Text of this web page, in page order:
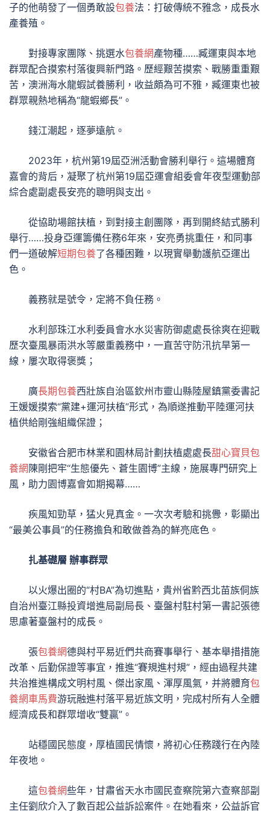
子的他萌發了一個勇敢設包養法：打破傳統不雅念，成長水
產養殖。
對接專家團隊、挑選水包養網產物種……臧運東與本地
群眾配合摸索村落復興新門路。歷經艱苦摸索、戰勝重重艱
苦，澳洲海水龍蝦試養勝利，收益頗為可不雅，臧運東也被
群眾親熱地稱為“龍蝦鄉長”。
錢江潮起，逐夢遠航。
2023年，杭州第19屆亞洲活動會勝利舉行。這場體育
嘉會的背后，凝聚了杭州第19屆亞運會組委會年夜型運動部
綜合處副處長安亮的聰明與支出。
從協助場館扶植，到對接主創團隊，再到開終結式勝利
舉行……投身亞運籌備任務6年來，安亮勇挑重任，和同事
們一道破解短期包養了各種困難，以現實舉動護航亞運出
色。
義務就是號令，定將不負任務。
水利部珠江水利委員會水水災害防御處處長徐爽在迎戰
歷次臺風暴雨洪水等嚴重義務中，一直苦守防汛抗旱第一
線，屢次取得褒獎；
廣長期包養西壯族自治區欽州市靈山縣陸屋鎮黨委書記
王媛媛摸索“黨建+運河扶植”形式，為順遂推動平陸運河扶
植供給剛強組織保證；
安徽省合肥市林業和園林局計劃扶植處處長甜心寶貝包
養網 陳剛把牢“生態優先、蒼生園博”主線，施展專門研究上
風，助力園博嘉會如期揭幕……
疾風知勁草，猛火見真金。一次次考驗和挑釁，彰顯出
“最美公事員”的任務擔負和敢做善為的鮮亮底色。
扎基礎層 辦事群眾
以火爆出圈的“村BA”為切進點，貴州省黔西北苗族侗族
自治州臺江縣投資增進局副局長、臺盤村駐村第一書記張德
思慮著臺盤村的成長。
張包養網德與村平易近們共商賽事舉行、基本舉措措施
改革、后勤保證等事宜，推進“賽規進村規”，經由過程共建
共治推進構成文明村風、傑出家風、渾厚風氣，并將體育包
養網車馬費游玩融進村落平易近族文明，完成村所有人全體
經濟成長和群眾增收“雙贏”。
站穩國民態度，厚植國民情懷，將初心任務踐行在內陸
年夜地。
這包養網些年，甘肅省天水市國民查察院第六查察部副
主任劉欣介入了數百起公益訴訟案件。在她看來，公益訴官